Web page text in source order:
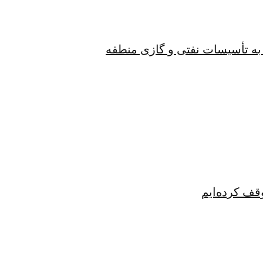
تأسیسات نفتی و گازی منطقه
کرده‌ایم